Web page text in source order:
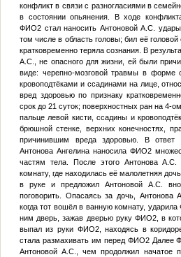
конфликт в связи с разногласиями в
в состоянии опьянения. В ходе
ФИО2стал наносить Антоновой А.С.
том числе в область головы; бил её
кратковременно теряла сознания. В
А.С., не опасного для жизни, ей были
виде: черепно-мозговой травмы в форме
кровоподтёками и ссадинами на лице,
вред здоровью по признаку
срок до 21 суток; поверхностных ран на 4-
пальце левой кисти, ссадины и
брюшной стенке, верхних конечностях,
причинившим вреда здоровью. В ответ
Антонова Ангелина наносила ФИО2
частям тела. После этого Антонова
комнату, где находилась её малолетняя
в руке и предложил Антоновой А.С.
поговорить. Опасаясь за дочь, Антонова
когда тот вошёл в ванную комнату, ударила
ним дверь, зажав дверью руку ФИО2, в
выпал из руки ФИО2, находясь в
стала размахивать им перед ФИО2Далее
Антоновой А.С., чем продолжил начатое